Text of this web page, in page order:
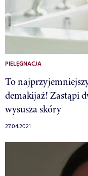
PIELĘGNACJA
To
demakijaż! Zastąpi
wysusza skóry
27.04.2021